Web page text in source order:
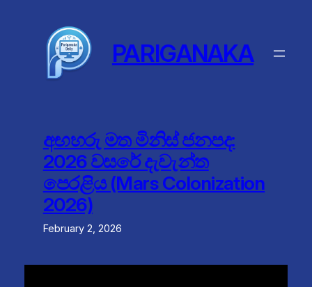
PARIGANAKA
අඟහරු මත මිනිස් ජනපද:
2026 වසරේ දැවැන්ත
පෙරළිය (Mars Colonization
2026)
February 2, 2026